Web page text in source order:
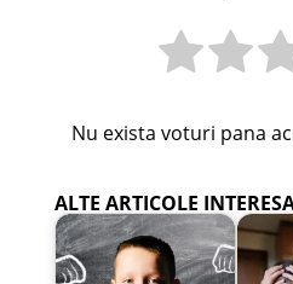
Nu exista voturi pana
ALTE ARTICOLE